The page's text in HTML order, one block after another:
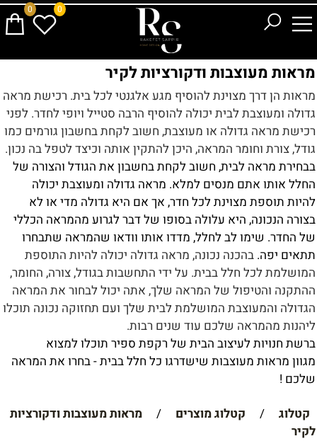
0 0
מראות מעוצבות ודקורציות לקיר
מראות הן דרך מצוינת להוסיף מגע אלגנטי לכל בית. רכישת מראה
גדולה ומעוצבת לבית יכולה להוסיף הרבה סטייל ויופי לחדר. לפני
רכישת מראה גדולה או מעוצבת, חשוב לקחת בחשבון גורמים כמו
גודל, צורת וחומר המראה, היכן להתקין אותה וכיצד לטפל בה נכון.
בבחירת מראה לבית, חשוב לקחת בחשבון את הגודל והצורה של
החלל אותו אתם מנסים למלא. מראה גדולה ומעוצבת יכולה
להיות תוספת מצוינת לכל חדר, אך אם היא גדולה מדי או לא
בצורה הנכונה, היא עלולה בסופו של דבר לגרוע מהמראה הכללי
של החדר. שימו לב לחלל, מדדו אותו וודאו שהמראה שתבחרו
תתאים יפה. בהכנה נכונה, מראה גדולה יכולה להיות התוספת
המושלמת לכל חלל בבית. על ידי התחשבות בגודל, צורה, החומר,
ההתקנה והטיפול של המראה שלך, אתה יכול לבחור את המראה
הגדולה והמעוצבת המושלמת לבית שלך ועם תחזוקה נכונה תוכלו
ליהנות מהמראה שלכם עוד שנים רבות.
ברשת חנויות לעיצוב הבית של רקפת ספיר תוכלו למצוא
מגוון מראות מעוצבות שישדרגו כל חלל בבית - בחרו את המראה
שלכם !
קטלוג
/ קטלוג מוצרים /
מראות מעוצבות ודקורציות
לקיר